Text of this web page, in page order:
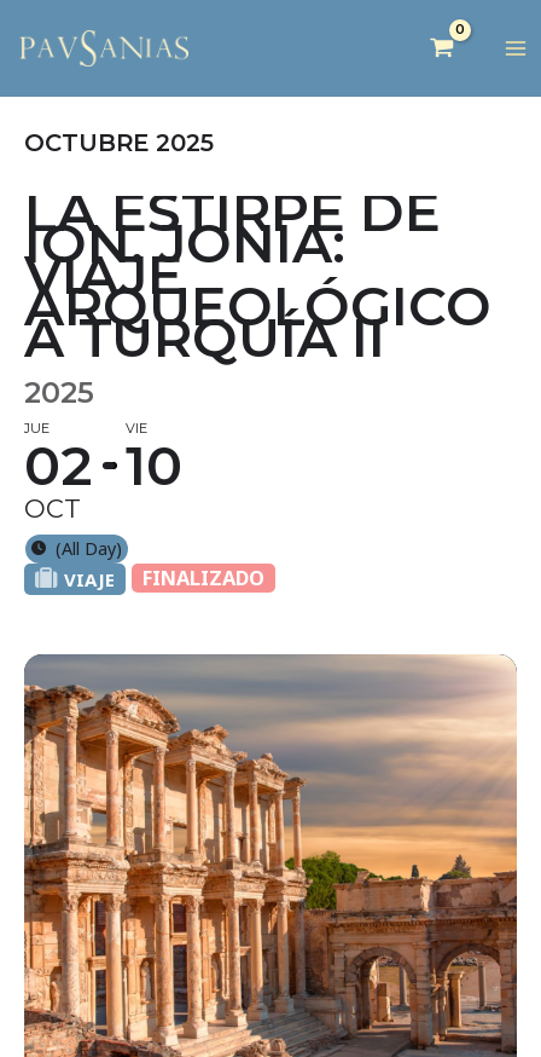
OCTUBRE 2025
LA ESTIRPE DE
ION. JONIA:
VIAJE
ARQUEOLÓGICO
A TURQUÍA II
2025
JUE
02
OCT
VIE
10
(All Day)
VIAJE FINALIZADO